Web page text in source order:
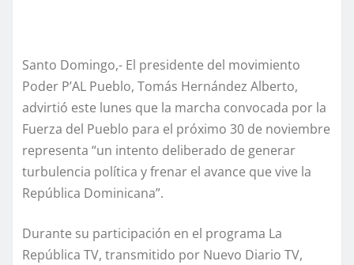
Santo Domingo,- El presidente del movimiento
Poder P’AL Pueblo, Tomás Hernández Alberto,
advirtió este lunes que la marcha convocada por la
Fuerza del Pueblo para el próximo 30 de noviembre
representa “un intento deliberado de generar
turbulencia política y frenar el avance que vive la
República Dominicana”.
Durante su participación en el programa La
República TV, transmitido por Nuevo Diario TV,